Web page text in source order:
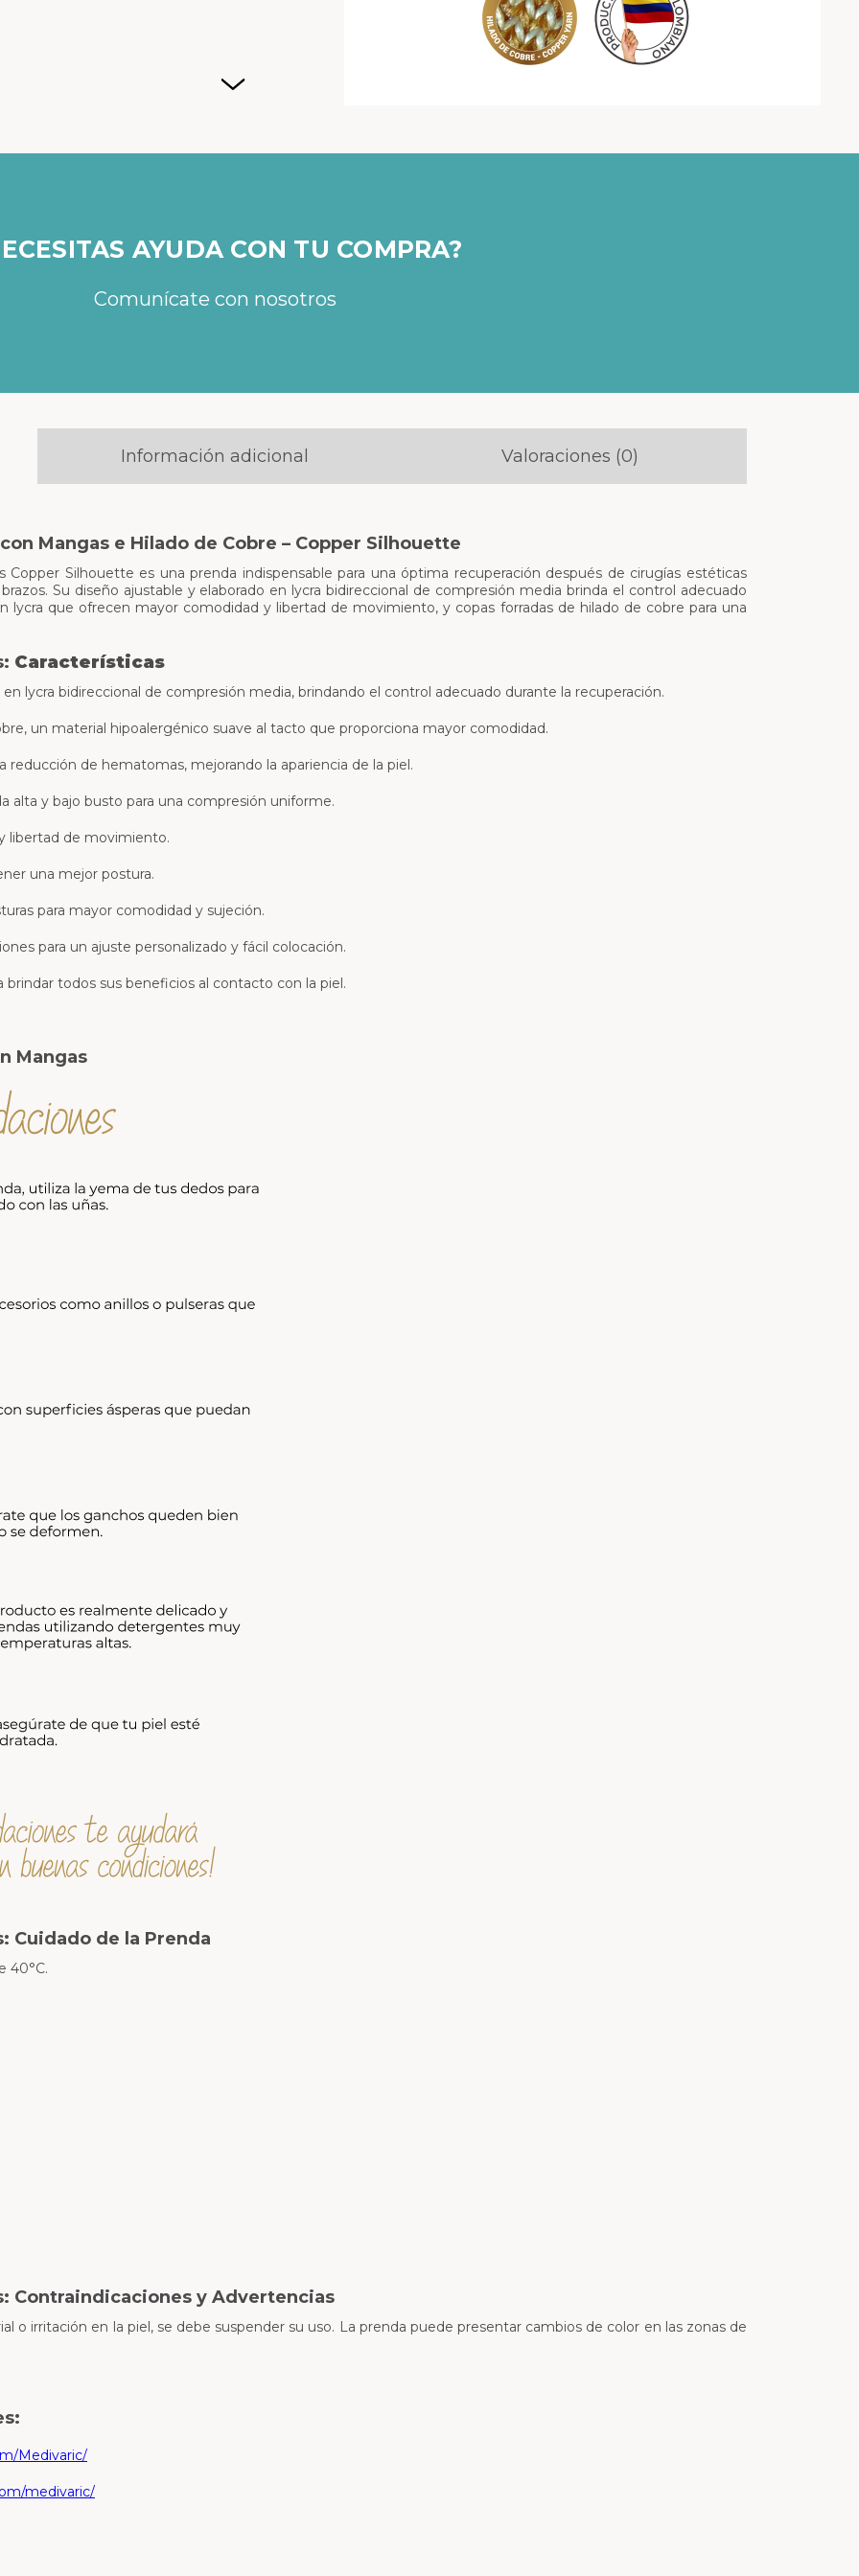
con bandas para mantener una mejor postura.
AYUDA CON TU COMPRA?
Comunícate con nosotros
Información adicional Valoraciones (0)
Mangas e Hilado de Cobre – Copper Silhouette
Silhouette es una prenda indispensable para una óptima recuperación después de cirugías estéticas
Su diseño ajustable y elaborado en lycra bidireccional de compresión media brinda el control adecuado
lycra que ofrecen mayor comodidad y libertad de movimiento, y copas forradas de hilado de cobre para una
Características
lycra bidireccional de compresión media, brindando el control adecuado durante la recuperación.
un material hipoalergénico suave al tacto que proporciona mayor comodidad.
reducción de hematomas, mejorando la apariencia de la piel.
alta y bajo busto para una compresión uniforme.
libertad de movimiento.
una mejor postura.
para mayor comodidad y sujeción.
para un ajuste personalizado y fácil colocación.
brindar todos sus beneficios al contacto con la piel.
Mangas
Cuidado de la Prenda
40°C.
Contraindicaciones y Advertencias
o irritación en la piel, se debe suspender su uso. La prenda puede presentar cambios de color en las zonas de
Medivaric/
medivaric/